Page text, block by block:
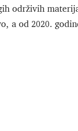
održivih
a od 2020.